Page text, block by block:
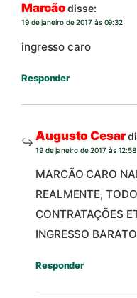
Marcãodisse:
19 de janeiro de 2017 às 09:32
ingresso caro
Responder
Augusto Cesar
19 de janeiro de 2017 às 12:58
MARCÃO CARO
REALMENTE,
CONTRATAÇÕES
INGRESSO
Responder